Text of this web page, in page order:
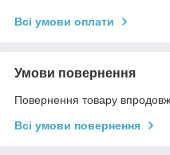
Всі умови оплати
Умови повернення
Повернення товару
Всі умови повернення